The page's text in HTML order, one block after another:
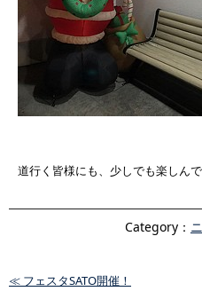
道行く皆様にも、少しでも楽しん
Category：
≪ フェスタSATO開催！